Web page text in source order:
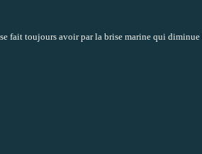
fait toujours avoir par la brise marine qui